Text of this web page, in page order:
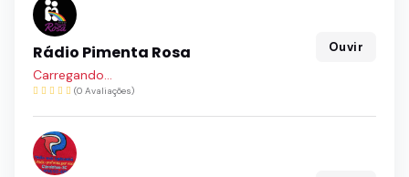
Rádio Pimenta Rosa
Carregando...
(0 Avaliações)
Ouvir